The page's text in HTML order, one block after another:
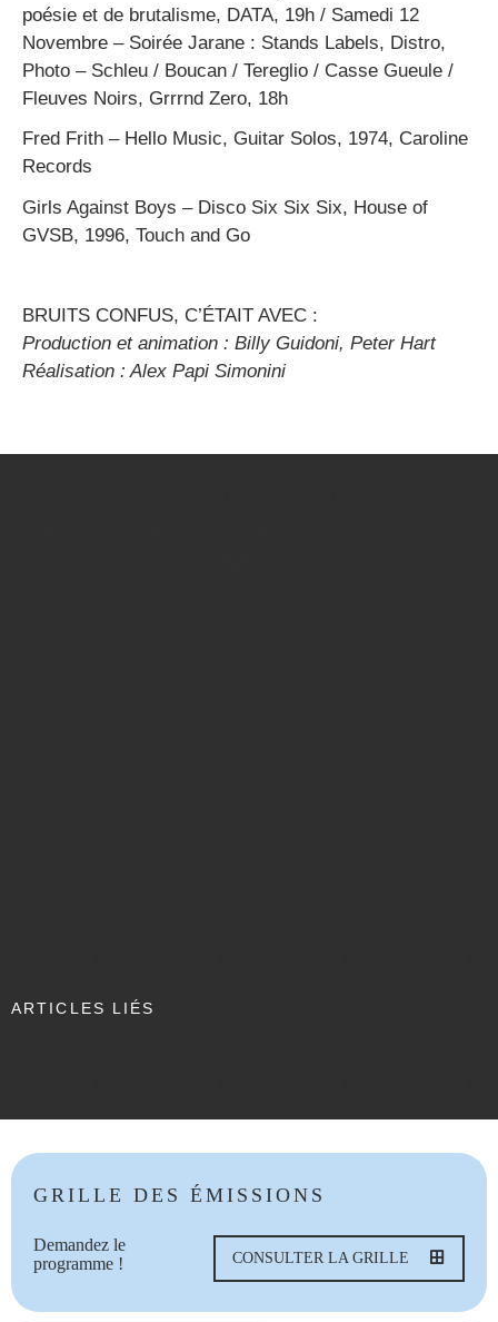
poésie et de brutalisme, DATA, 19h / Samedi 12
Novembre – Soirée Jarane : Stands Labels, Distro,
Photo – Schleu / Boucan / Tereglio / Casse Gueule /
Fleuves Noirs, Grrrnd Zero, 18h
Fred Frith – Hello Music, Guitar Solos, 1974, Caroline
Records
Girls Against Boys – Disco Six Six Six, House of
GVSB, 1996, Touch and Go
BRUITS CONFUS, C’ÉTAIT AVEC :
Production et animation : Billy Guidoni, Peter Hart
Réalisation : Alex Papi Simonini
ARTICLES LIÉS
GRILLE DES ÉMISSIONS
Demandez le
programme !
CONSULTER LA GRILLE